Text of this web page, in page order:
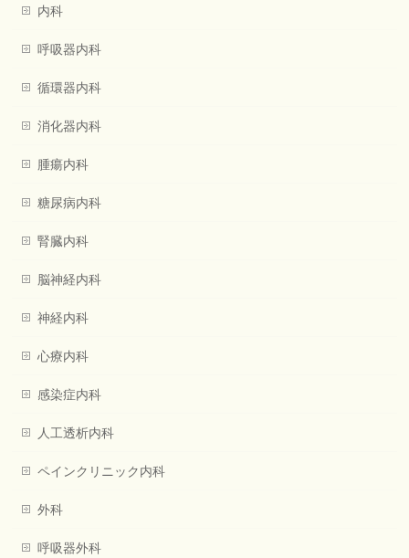
内科
呼吸器内科
循環器内科
消化器内科
腫瘍内科
糖尿病内科
腎臓内科
脳神経内科
神経内科
心療内科
感染症内科
人工透析内科
ペインクリニック内科
外科
呼吸器外科